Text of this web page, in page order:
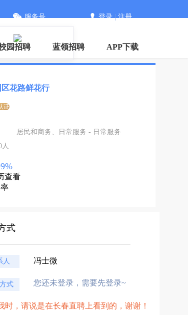
服务号 登录|注册
园招聘 蓝领招聘 APP下载
花路鲜花行
证
居民和商务、日常服务 - 日常服务
人
查看
率
式
人 冯士微
式 您还未登录，需要先登录~
时，请说是在长春直聘上看到的，谢谢！